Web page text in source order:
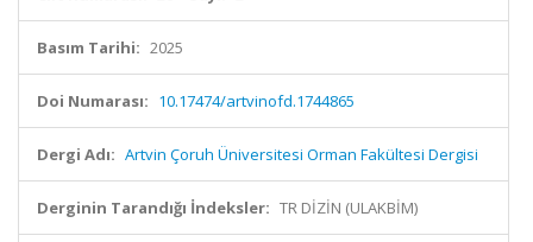
Basım Tarihi: 2025
Doi Numarası: 10.17474/artvinofd.1744865
Dergi Adı: Artvin Çoruh Üniversitesi Orman Fakültesi Dergisi
Derginin Tarandığı İndeksler: TR DİZİN (ULAKBİM)